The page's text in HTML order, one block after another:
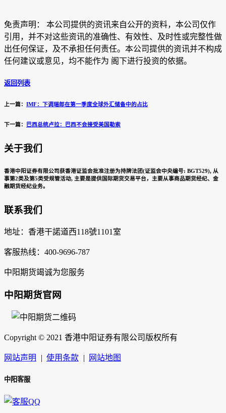
免责声明： 本公司提供的资讯来自公开的资料，本公司仅作
引用，并不对这些资讯的准确性、有效性、及时性或完整性做
出任何保证，及不承担任何责任。本公司提供的资讯并不构成
任何建议或意见，均不能作为 阁下进行投资的依据。
返回列表
上一篇： IMF：下调瑞郎在第一季度全球外汇储备中的占比
下一篇： 巴西总统卢拉：巴西不会接受美国勒索
关于我们
香港中阳证券有限公司获香港证监会批准注册为持牌法团(证监会中央编号: BGT529), 从
事第2类及第5类受规管活动, 主要是提供国际期货交易平台，主要从事商品期货经纪、金
融期货经纪业务。
联系我们
地址：香港干諾道西118號1101室
客服热线：400-9696-787
中阳期货竭诚为您服务
中阳期货官网
Copyright © 2021 香港中阳证券有限公司版权所有
网站声明 | 使用条款 | 网站地图
中阳客服